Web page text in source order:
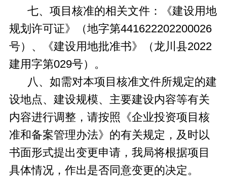
七、项目核准的相关文件：《建设用地
规划许可证》（地字第441622202200026
号）、《建设用地批准书》（龙川县2022
建用字第029号）。
八、如需对本项目核准文件所规定的建
设地点、建设规模、主要建设内容等有关
内容进行调整，请按照《企业投资项目核
准和备案管理办法》的有关规定，及时以
书面形式提出变更申请，我局将根据项目
具体情况，作出是否同意变更的决定。